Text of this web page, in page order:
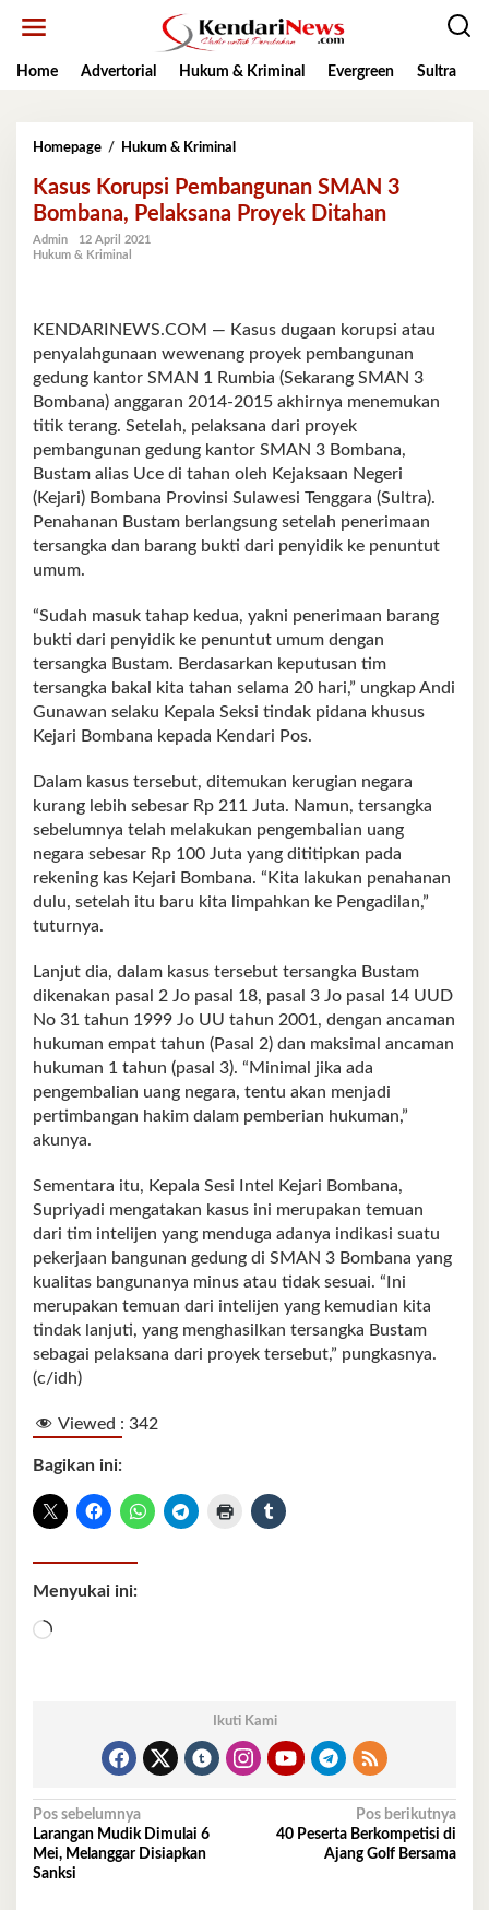
Home
Advertorial Hukum & Kriminal Evergreen Sultra
Homepage / Hukum & Kriminal
Pembangunan
SMAN
3
Kasus Korupsi Pembangunan SMAN 3
Bombana, Pelaksana Proyek Ditahan
Admin
12 April 2021
Hukum & Kriminal
KENDARINEWS.COM — Kasus dugaan korupsi atau
penyalahgunaan wewenang proyek pembangunan
gedung kantor SMAN 1 Rumbia (Sekarang SMAN 3
Bombana) anggaran 2014-2015 akhirnya menemukan
titik terang. Setelah, pelaksana dari proyek
pembangunan gedung kantor SMAN 3 Bombana,
Bustam alias Uce di tahan oleh Kejaksaan Negeri
(Kejari) Bombana Provinsi Sulawesi Tenggara (Sultra).
Penahanan Bustam berlangsung setelah penerimaan
tersangka dan barang bukti dari penyidik ke penuntut
umum.
“Sudah masuk tahap kedua, yakni penerimaan barang
bukti dari penyidik ke penuntut umum dengan
tersangka Bustam. Berdasarkan keputusan tim
tersangka bakal kita tahan selama 20 hari,” ungkap Andi
Gunawan selaku Kepala Seksi tindak pidana khusus
Kejari Bombana kepada Kendari Pos.
Dalam kasus tersebut, ditemukan kerugian negara
kurang lebih sebesar Rp 211 Juta. Namun, tersangka
sebelumnya telah melakukan pengembalian uang
negara sebesar Rp 100 Juta yang dititipkan pada
rekening kas Kejari Bombana. “Kita lakukan penahanan
dulu, setelah itu baru kita limpahkan ke Pengadilan,”
tuturnya.
Lanjut dia, dalam kasus tersebut tersangka Bustam
dikenakan pasal 2 Jo pasal 18, pasal 3 Jo pasal 14 UUD
No 31 tahun 1999 Jo UU tahun 2001, dengan ancaman
hukuman empat tahun (Pasal 2) dan maksimal ancaman
hukuman 1 tahun (pasal 3). “Minimal jika ada
pengembalian uang negara, tentu akan menjadi
pertimbangan hakim dalam pemberian hukuman,”
akunya.
Sementara itu, Kepala Sesi Intel Kejari Bombana,
Supriyadi mengatakan kasus ini merupakan temuan
dari tim intelijen yang menduga adanya indikasi suatu
pekerjaan bangunan gedung di SMAN 3 Bombana yang
kualitas bangunanya minus atau tidak sesuai. “Ini
merupakan temuan dari intelijen yang kemudian kita
tindak lanjuti, yang menghasilkan tersangka Bustam
sebagai pelaksana dari proyek tersebut,” pungkasnya.
(c/idh)
Viewed : 342
Bagikan ini:
Menyukai ini:
Memuat...
Ikuti Kami
Navigasi
pos
Pos sebelumnya
Larangan Mudik Dimulai 6
Mei, Melanggar Disiapkan
Sanksi
Pos berikutnya
40 Peserta Berkompetisi di
Ajang Golf Bersama